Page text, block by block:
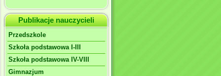
Publikacje nauczycieli
Przedszkole
Szkoła podstawowa I-III
Szkoła podstawowa IV-VIII
Gimnazjum